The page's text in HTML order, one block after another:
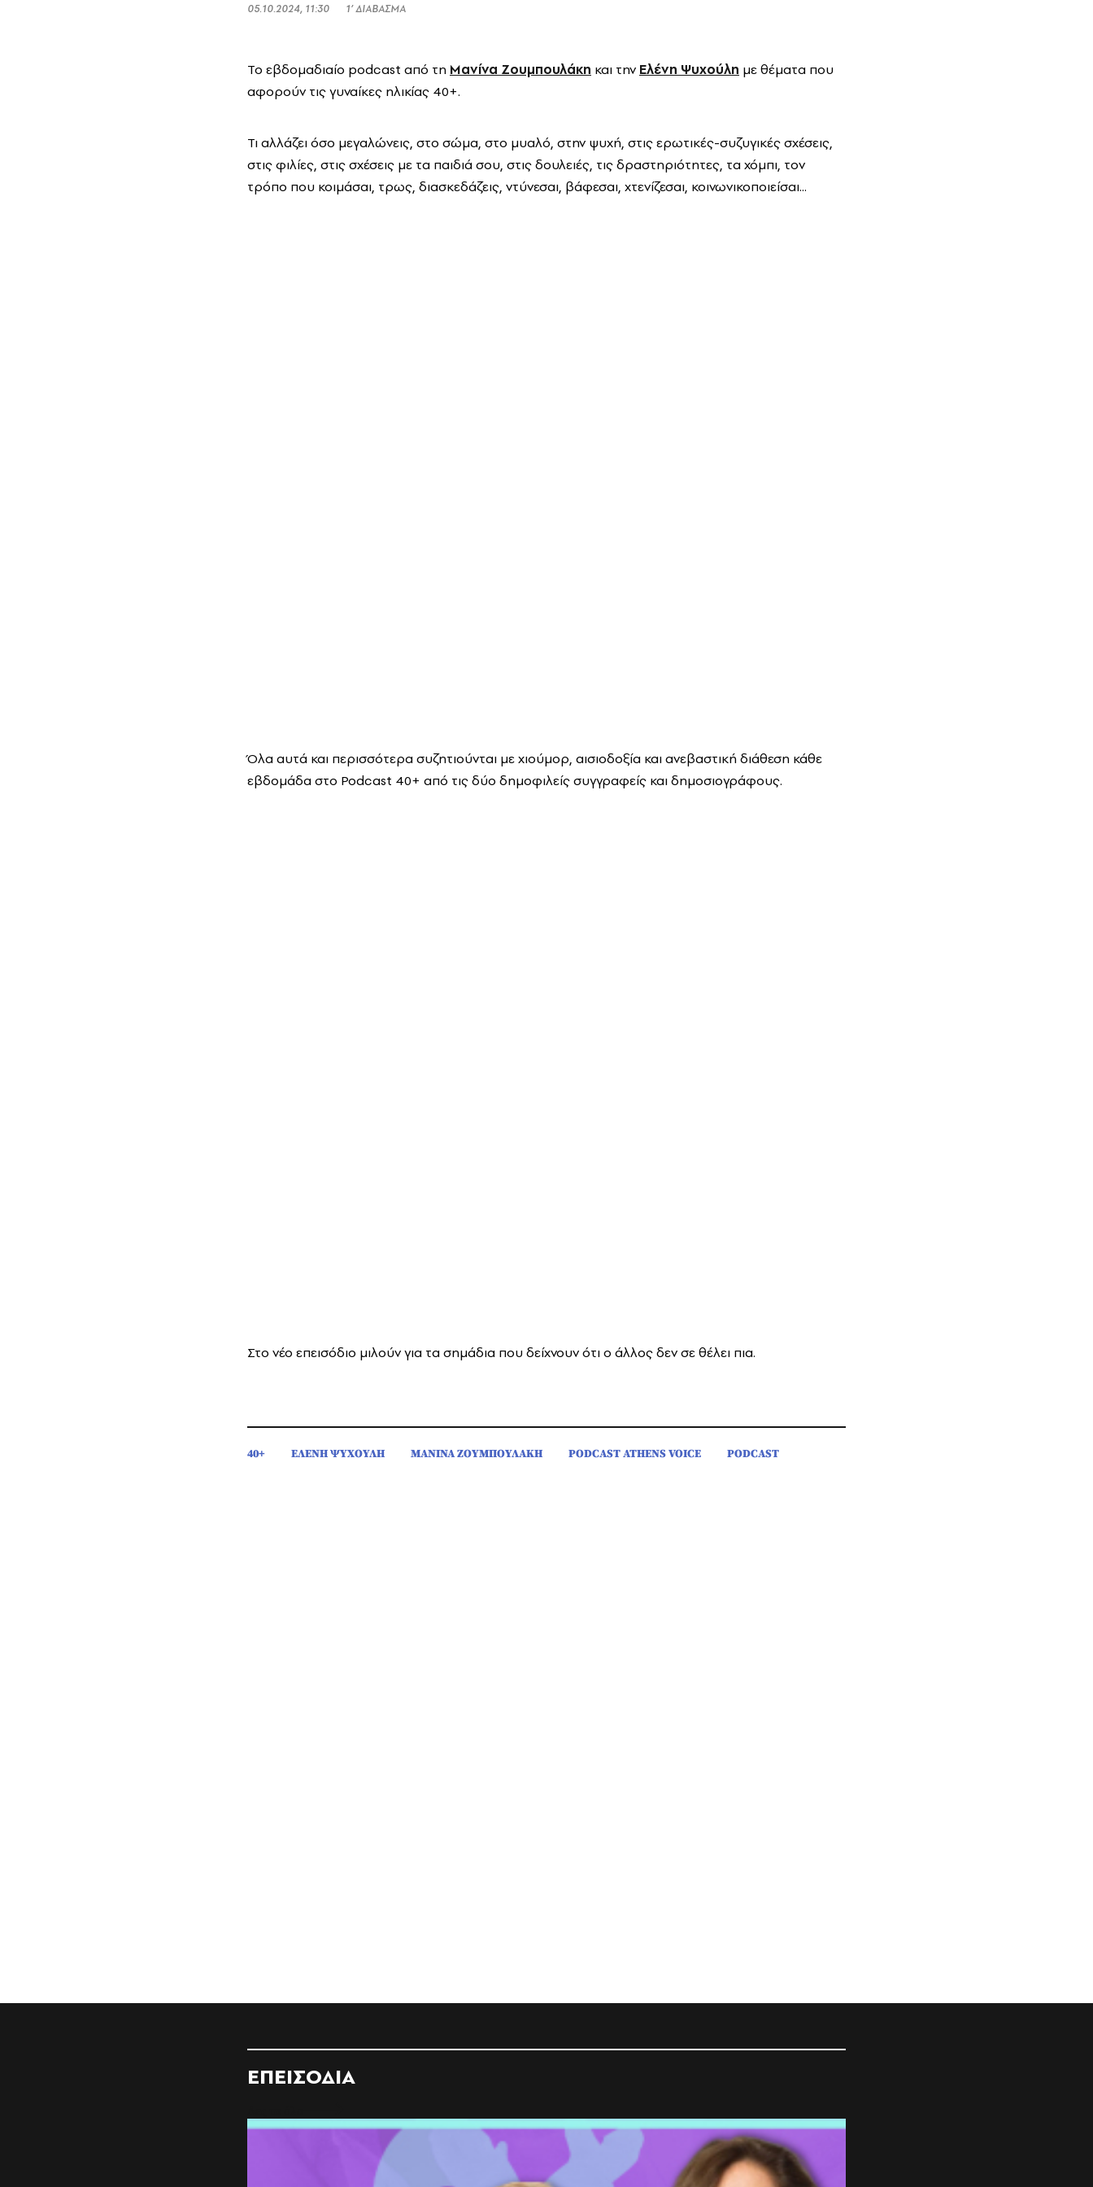
05.10.2024, 11:30 1’ ΔΙΑΒΑΣΜΑ
Το εβδομαδιαίο podcast από τη Μανίνα Ζουμπουλάκη και την Ελένη Ψυχούλη με θέματα που
αφορούν τις γυναίκες ηλικίας 40+.
Τι αλλάζει όσο μεγαλώνεις, στο σώμα, στο μυαλό, στην ψυχή, στις ερωτικές-συζυγικές σχέσεις,
στις φιλίες, στις σχέσεις με τα παιδιά σου, στις δουλειές, τις δραστηριότητες, τα χόμπι, τον
τρόπο που κοιμάσαι, τρως, διασκεδάζεις, ντύνεσαι, βάφεσαι, χτενίζεσαι, κοινωνικοποιείσαι...
Όλα αυτά και περισσότερα συζητιούνται με χιούμορ, αισιοδοξία και ανεβαστική διάθεση κάθε
εβδομάδα στο Podcast 40+ από τις δύο δημοφιλείς συγγραφείς και δημοσιογράφους.
Στο νέο επεισόδιο μιλούν για τα σημάδια που δείχνουν ότι ο άλλος δεν σε θέλει πια.
40+ ΕΛΕΝΗ ΨΥΧΟΥΛΗ ΜΑΝΙΝΑ ΖΟΥΜΠΟΥΛΑΚΗ PODCAST ATHENS VOICE PODCAST
ΕΠΕΙΣΟΔΙΑ